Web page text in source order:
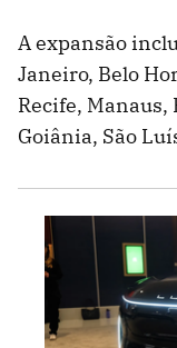
A expansão
Janeiro, Belo
Recife, Manaus,
Goiânia, São